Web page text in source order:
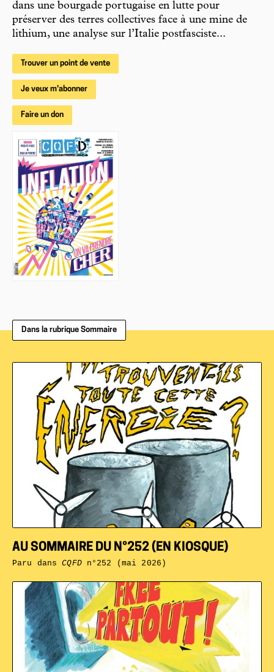
dans une bourgade portugaise en lutte pour
préserver des terres collectives face à une mine de
lithium, une analyse sur l’Italie postfasciste...
Trouver un point de vente
Je veux m'abonner
Faire un don
Dans la rubrique Sommaire
AU SOMMAIRE DU N°252 (EN KIOSQUE)
Paru dansCQFDn°252 (mai 2026)